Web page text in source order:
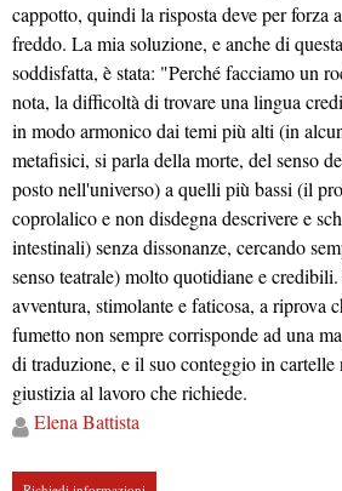
cappotto, quindi la risposta deve per forza
freddo. La mia soluzione, e anche di
soddisfatta, è stata: "Perché facciamo un
nota, la difficoltà di trovare una lingua
in modo armonico dai temi più alti (in
metafisici, si parla della morte, del senso
posto nell'universo) a quelli più bassi (il
coprolalico e non disdegna descrivere e
intestinali) senza dissonanze, cercando
senso teatrale) molto quotidiane e
avventura, stimolante e faticosa, a riprova
fumetto non sempre corrisponde ad una
di traduzione, e il suo conteggio in cartelle
giustizia al lavoro che richiede.
ElenaBattista